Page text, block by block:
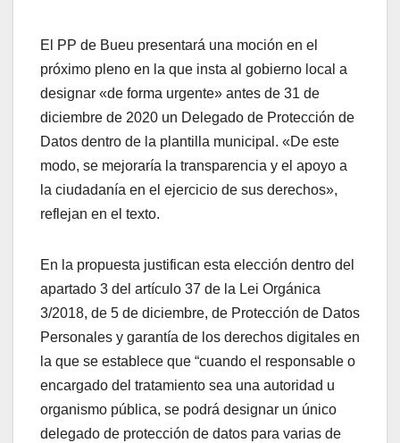
El PP de Bueu presentará una moción en el
próximo pleno en la que insta al gobierno local a
designar «de forma urgente» antes de 31 de
diciembre de 2020 un Delegado de Protección de
Datos dentro de la plantilla municipal. «De este
modo, se mejoraría la transparencia y el apoyo a
la ciudadanía en el ejercicio de sus derechos»,
reflejan en el texto.
En la propuesta justifican esta elección dentro del
apartado 3 del artículo 37 de la Lei Orgánica
3/2018, de 5 de diciembre, de Protección de Datos
Personales y garantía de los derechos digitales en
la que se establece que “cuando el responsable o
encargado del tratamiento sea una autoridad u
organismo pública, se podrá designar un único
delegado de protección de datos para varias de